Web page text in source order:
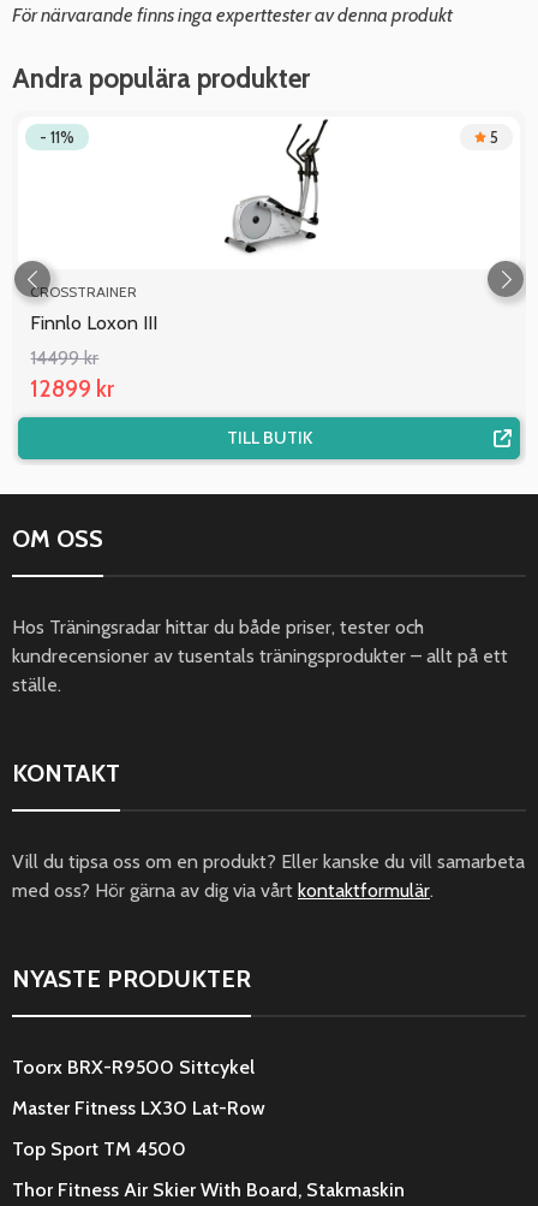
För närvarande finns inga experttester av denna produkt
Andra populära produkter
- 11% 5
CROSSTRAINER
Finnlo Loxon III
14499 kr
12899 kr
TILL BUTIK
OM OSS
Hos Träningsradar hittar du både priser, tester och
kundrecensioner av tusentals träningsprodukter – allt på ett
ställe.
KONTAKT
Vill du tipsa oss om en produkt? Eller kanske du vill samarbeta
med oss? Hör gärna av dig via vårt kontaktformulär.
NYASTE PRODUKTER
Toorx BRX-R9500 Sittcykel
Master Fitness LX30 Lat-Row
Top Sport TM 4500
Thor Fitness Air Skier With Board, Stakmaskin